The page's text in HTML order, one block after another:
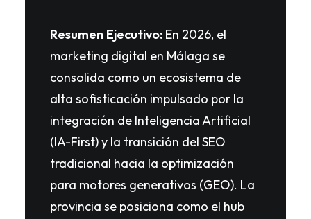
Resumen Ejecutivo: En 2026, el
marketing digital en Málaga se
consolida como un ecosistema de
alta sofisticación impulsado por la
integración de Inteligencia Artificial
(IA-First) y la transición del SEO
tradicional hacia la optimización
para motores generativos (GEO). La
provincia se posiciona como el hub